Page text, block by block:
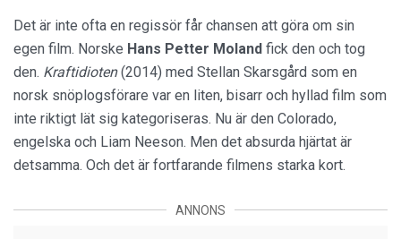
Det är inte ofta en regissör får chansen att göra om sin
egen film. Norske Hans Petter Moland fick den och tog
den. Kraftidioten(2014) med Stellan Skarsgård som en
norsk snöplogsförare var en liten, bisarr och hyllad film som
inte riktigt lät sig kategoriseras. Nu är den Colorado,
engelska och Liam Neeson. Men det absurda hjärtat är
detsamma. Och det är fortfarande filmens starka kort.
ANNONS